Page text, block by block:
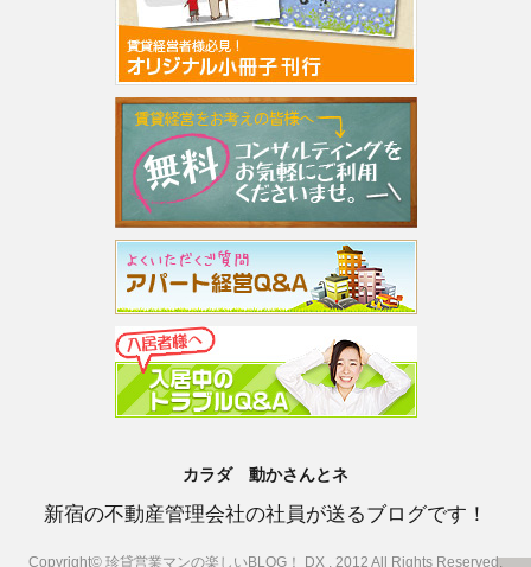
カラダ 動かさんとネ
新宿の不動産管理会社の社員が送るブログです！
Copyright© 珍貸営業マンの楽しいBLOG！ DX , 2012 All Rights Reserved.